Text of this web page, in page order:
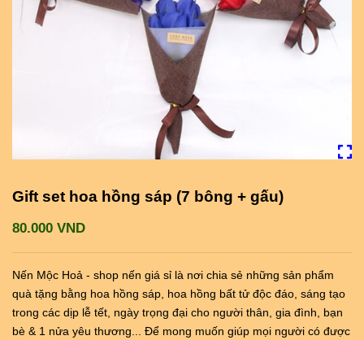
Gift set hoa hồng sáp (7 bông + gấu)
80.000 VND
Nến Mộc Hoả - shop nến giá sỉ là nơi chia sẻ những sản phẩm
quà tặng bằng hoa hồng sáp, hoa hồng bất tử độc đáo, sáng tạo
trong các dịp lễ tết, ngày trọng đại cho người thân, gia đình, bạn
bè & 1 nửa yêu thương... Để mong muốn giúp mọi người có được